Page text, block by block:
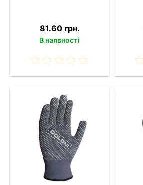
81.60 грн.
В наявності